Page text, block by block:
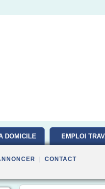
DOMICILE EMPLOI
CONTACT